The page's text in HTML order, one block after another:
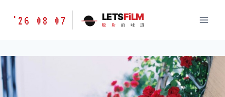
胶
味
道
LETSFILM
'26 08 07 LETSFiLM
胶 片 的 味 道